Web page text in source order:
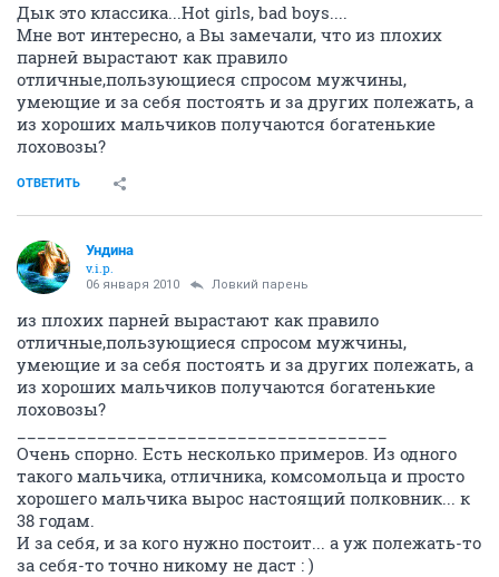
Дык это классика...Hot girls, bad boys....
Мне вот интересно, а Вы замечали, что из плохих
парней вырастают как правило
отличные,пользующиеся спросом мужчины,
умеющие и за себя постоять и за других полежать, а
из хороших мальчиков получаются богатенькие
лоховозы?
ОТВЕТИТЬ
Ундина
v.i.p.
06 января 2010 Ловкий парень
из плохих парней вырастают как правило
отличные,пользующиеся спросом мужчины,
умеющие и за себя постоять и за других полежать, а
из хороших мальчиков получаются богатенькие
лоховозы?
Очень спорно. Есть несколько примеров. Из одного
такого мальчика, отличника, комсомольца и просто
хорошего мальчика вырос настоящий полковник... к
38 годам.
И за себя, и за кого нужно постоит... а уж полежать-то
за себя-то точно никому не даст : )